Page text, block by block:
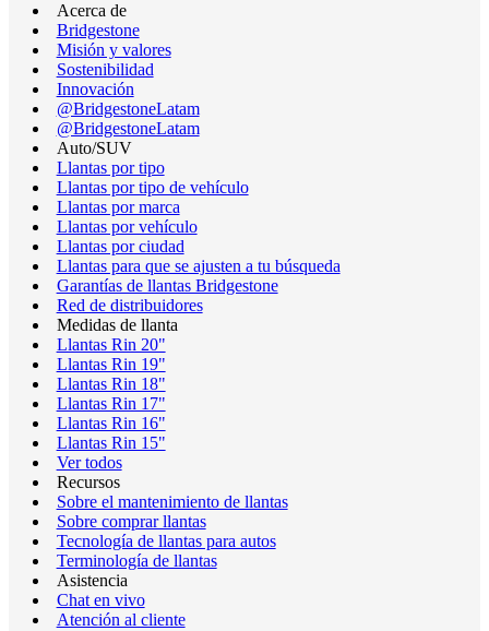
Acerca de
Bridgestone
Misión y valores
Sostenibilidad
Innovación
@BridgestoneLatam
@BridgestoneLatam
Auto/SUV
Llantas por tipo
Llantas por tipo de vehículo
Llantas por marca
Llantas por vehículo
Llantas por ciudad
Llantas para que se ajusten a tu búsqueda
Garantías de llantas Bridgestone
Red de distribuidores
Medidas de llanta
Llantas Rin 20"
Llantas Rin 19"
Llantas Rin 18"
Llantas Rin 17"
Llantas Rin 16"
Llantas Rin 15"
Ver todos
Recursos
Sobre el mantenimiento de llantas
Sobre comprar llantas
Tecnología de llantas para autos
Terminología de llantas
Asistencia
Chat en vivo
Atención al cliente